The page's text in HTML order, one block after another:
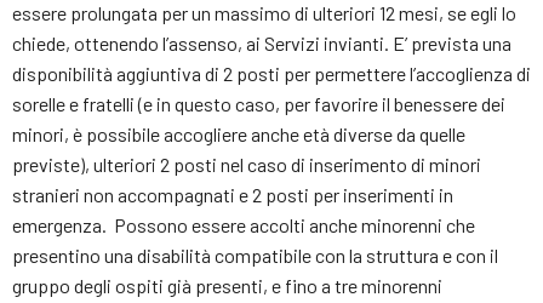
essere prolungata per un massimo di ulteriori 12 mesi, se egli lo
chiede, ottenendo l’assenso, ai Servizi invianti. E’ prevista una
disponibilità aggiuntiva di 2 posti per permettere l’accoglienza di
sorelle e fratelli (e in questo caso, per favorire il benessere dei
minori, è possibile accogliere anche età diverse da quelle
previste), ulteriori 2 posti nel caso di inserimento di minori
stranieri non accompagnati e 2 posti per inserimenti in
emergenza. Possono essere accolti anche minorenni che
presentino una disabilità compatibile con la struttura e con il
gruppo degli ospiti già presenti, e fino a tre minorenni